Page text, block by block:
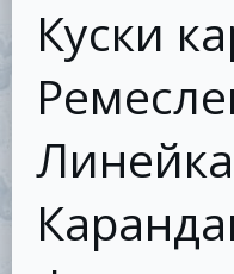
Куски
Линейка